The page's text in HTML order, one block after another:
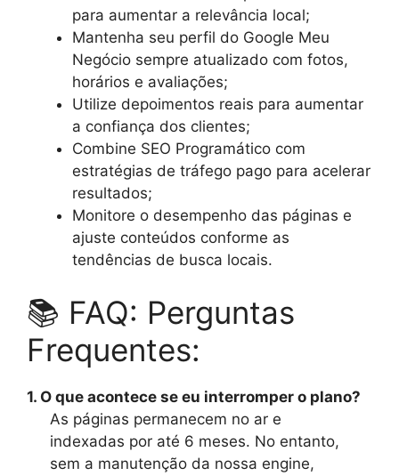
para aumentar a relevância local;
Mantenha seu perfil do Google Meu
Negócio sempre atualizado com fotos,
horários e avaliações;
Utilize depoimentos reais para aumentar
a confiança dos clientes;
Combine SEO Programático com
estratégias de tráfego pago para acelerar
resultados;
Monitore o desempenho das páginas e
ajuste conteúdos conforme as
tendências de busca locais.
📚 FAQ: Perguntas
Frequentes:
1. O que acontece se eu interromper o plano?
As páginas permanecem no ar e
indexadas por até 6 meses. No entanto,
sem a manutenção da nossa engine,